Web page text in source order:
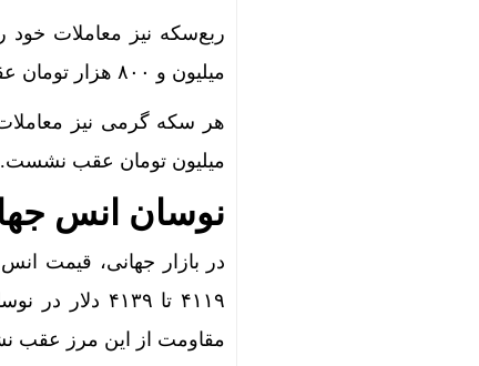
میلیون و ۸۰۰ هزار تومان عقب‌نشینی کرد.
میلیون تومان عقب نشست.
نوسان انس
مقاومت از این مرز عقب نشست و